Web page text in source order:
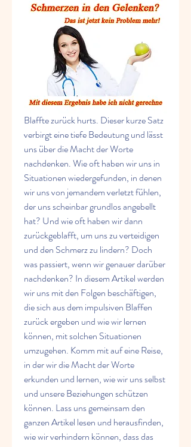
Blaffte zurück hurts. Dieser kurze Satz
verbirgt eine tiefe Bedeutung und lässt
uns über die Macht der Worte
nachdenken. Wie oft haben wir uns in
Situationen wiedergefunden, in denen
wir uns von jemandem verletzt fühlen,
der uns scheinbar grundlos angebellt
hat? Und wie oft haben wir dann
zurückgeblafft, um uns zu verteidigen
und den Schmerz zu lindern? Doch
was passiert, wenn wir genauer darüber
nachdenken? In diesem Artikel werden
wir uns mit den Folgen beschäftigen,
die sich aus dem impulsiven Blaffen
zurück ergeben und wie wir lernen
können, mit solchen Situationen
umzugehen. Komm mit auf eine Reise,
in der wir die Macht der Worte
erkunden und lernen, wie wir uns selbst
und unsere Beziehungen schützen
können. Lass uns gemeinsam den
ganzen Artikel lesen und herausfinden,
wie wir verhindern können, dass das